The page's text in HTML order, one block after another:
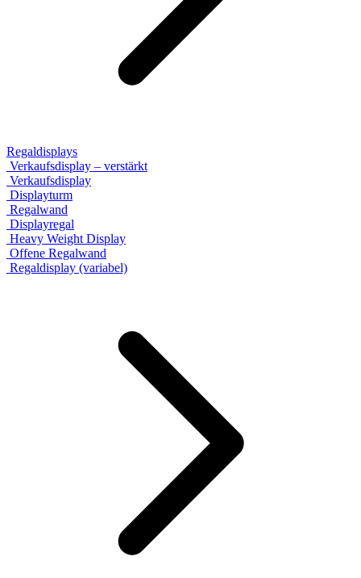
Regaldisplays
Verkaufsdisplay – verstärkt
Verkaufsdisplay
Displayturm
Regalwand
Displayregal
Heavy Weight Display
Offene Regalwand
Regaldisplay (variabel)